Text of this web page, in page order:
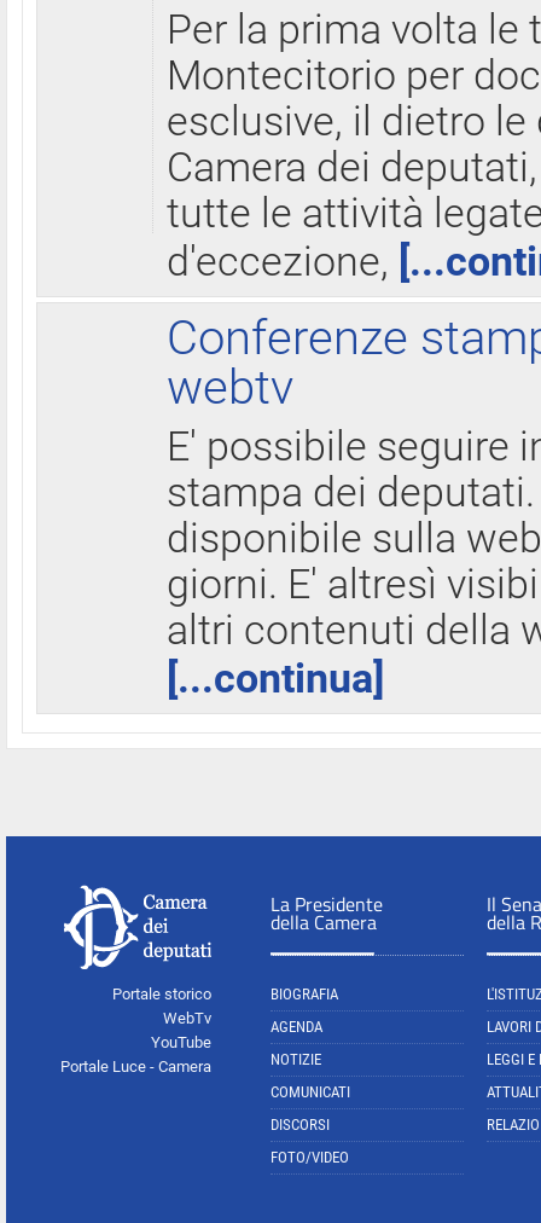
Per la prima volta le
Montecitorio per
esclusive, il dietro
Camera dei
tutte le attività
d'eccezione,
Conferenze
webtv
E' possibile seguire
stampa dei
disponibile sulla
giorni. E' altresì
altri contenuti della
[...continua]
Portale storico
WebTv
YouTube
Portale Luce - Camera
La Presidente
della Camera
BIOGRAFIA
AGENDA
NOTIZIE
COMUNICATI
DISCORSI
FOTO/VIDEO
Il
della
LAVORI
LEGGI E